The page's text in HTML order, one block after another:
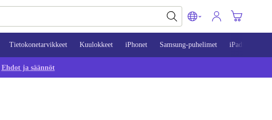
Tietokonetarvikkeet Kuulokkeet iPhonet Samsung-puhelimet iPadit
Ehdot ja säännöt